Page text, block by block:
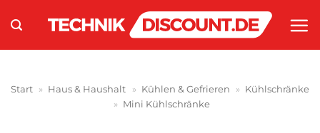
Inhalt
springen
Start » Haus & Haushalt » Kühlen & Gefrieren » Kühlschränke
» Mini Kühlschränke